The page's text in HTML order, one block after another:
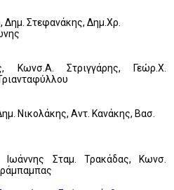
∆ηµ. Στεφανάκης, ∆ηµ.Χρ.
Κωνσ.Α. Στριγγάρης, Γεώρ.Χ.
Νικολάκης, Αντ. Κανάκης, Βασ.
Ιωάννης Σταµ. Τρακάδας, Κωνσ.